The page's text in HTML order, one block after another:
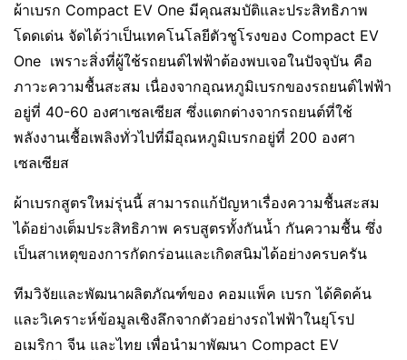
ผ้าเบรก Compact EV One มีคุณสมบัติและประสิทธิภาพ
โดดเด่น จัดได้ว่าเป็นเทคโนโลยีตัวชูโรงของ Compact EV
One เพราะสิ่งที่ผู้ใช้รถยนต์ไฟฟ้าต้องพบเจอในปัจจุบัน คือ
ภาวะความชื้นสะสม เนื่องจากอุณหภูมิเบรกของรถยนต์ไฟฟ้า
อยู่ที่ 40-60 องศาเซลเซียส ซึ่งแตกต่างจากรถยนต์ที่ใช้
พลังงานเชื้อเพลิงทั่วไปที่มีอุณหภูมิเบรกอยู่ที่ 200 องศา
เซลเซียส
ผ้าเบรกสูตรใหม่รุ่นนี้ สามารถแก้ปัญหาเรื่องความชื้นสะสม
ได้อย่างเต็มประสิทธิภาพ ครบสูตรทั้งกันน้ำ กันความชื้น ซึ่ง
เป็นสาเหตุของการกัดกร่อนและเกิดสนิมได้อย่างครบครัน
ทีมวิจัยและพัฒนาผลิตภัณฑ์ของ คอมแพ็ค เบรก ได้คิดค้น
และวิเคราะห์ข้อมูลเชิงลึกจากตัวอย่างรถไฟฟ้าในยุโรป
อเมริกา จีน และไทย เพื่อนำมาพัฒนา Compact EV